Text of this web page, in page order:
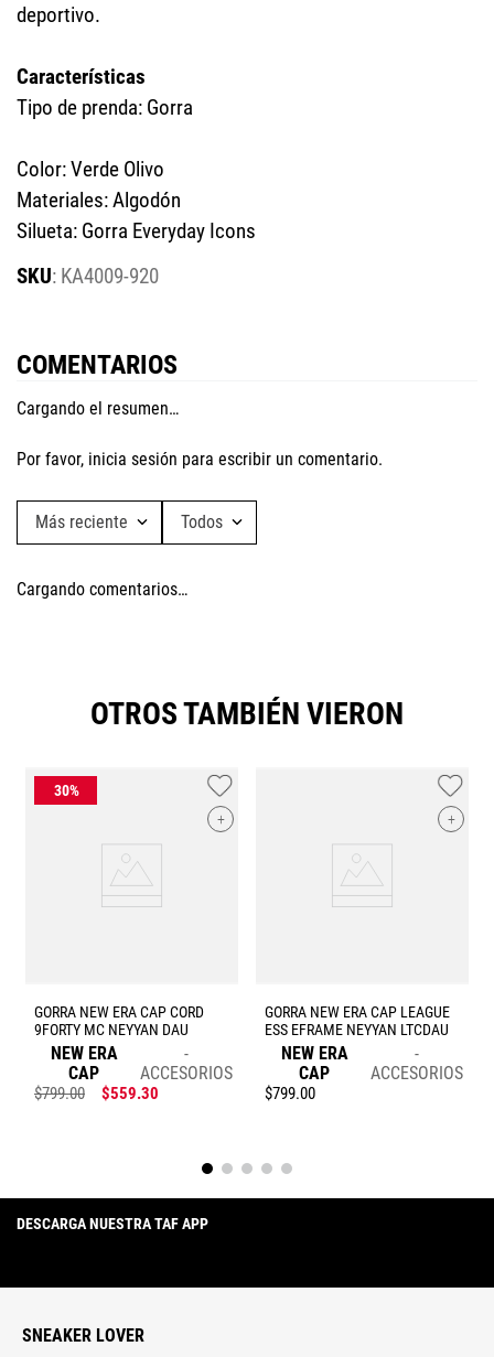
deportivo.
Características
Tipo de prenda: Gorra
Color: Verde Olivo
Materiales: Algodón
Silueta: Gorra Everyday Icons
: KA4009-920
COMENTARIOS
Cargando el resumen…
Por favor, inicia sesión para escribir un comentario.
Más reciente Todos
Cargando comentarios…
OTROS TAMBIÉN VIERON
+
GORRA NEW ERA CAP CORD
9FORTY MC NEYYAN DAU
NEW ERA
CAP
ACCESORIOS
$799.00 $559.30
+
GORRA NEW ERA CAP LEAGUE
ESS EFRAME NEYYAN LTCDAU
NEW ERA
CAP
ACCESORIOS
$799.00
DESCARGA NUESTRA TAF APP
SNEAKER LOVER